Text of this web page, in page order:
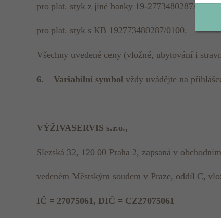
pro plat. styk z jiné banky 19-2773480287/0100,
pro plat. styk s KB 192773480287/0100.
Všechny uvedené ceny (vložné, ubytování i
6. Variabilní symbol vždy uvádějte na
VÝŽIVASERVIS s.r.o.,
Slezská 32, 120 00 Praha 2, zapsaná v
vedeném Městským soudem v Praze, oddíl C,
IČ = 27075061, DIČ = CZ27075061